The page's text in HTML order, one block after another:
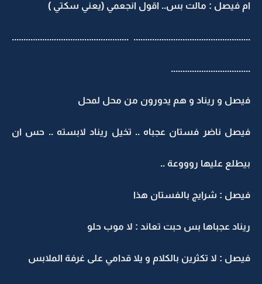
ام فيصل : مالت بس.. اقول انجعمي (يعني سكتي )
.................................................. ..................................................
..................................
فيصل و ريناد و هم يدورون من محل لمحل
فيصل ناضر فستان عجباه .. تخيل ريناد لابسته .. حس ان
بيطلع عليها روووعة ..
فيصل : شرايج بالفستان هذا
ريناد عجباها بس حبت تعاند : لا موب حلو
فيصل : لا تكثرين بالكلام و يلا قدامي على غرفة الملابس